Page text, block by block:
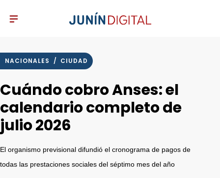
NACIONALES / CIUDAD
Cuándo cobro Anses: el
calendario completo de
julio 2026
El organismo previsional difundió el cronograma de pagos de
todas las prestaciones sociales del séptimo mes del año